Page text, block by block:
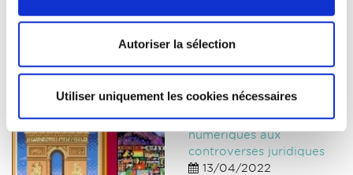
Autoriser la sélection
Utiliser uniquement les cookies nécessaires
27/01/2021
Pixel War, de la
compétition d’images
numériques aux
controverses juridiques
13/04/2022